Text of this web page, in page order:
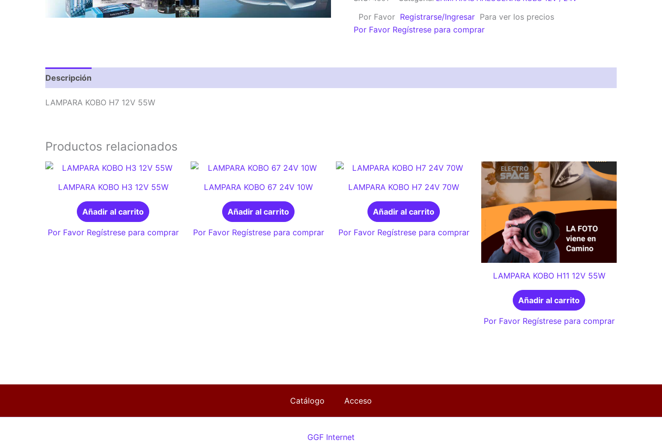
55W
cantidad
Por Favor Registrarse/Ingresar Para ver los precios
Por Favor Regístrese para comprar
Descripción
LAMPARA KOBO H7 12V 55W
Productos relacionados
LAMPARA KOBO H3 12V 55W
Añadir al carrito
Por Favor Regístrese para comprar
LAMPARA KOBO 67 24V 10W
Añadir al carrito
Por Favor Regístrese para comprar
LAMPARA KOBO H7 24V 70W
Añadir al carrito
Por Favor Regístrese para comprar
LAMPARA KOBO H11 12V 55W
Añadir al carrito
Por Favor Regístrese para comprar
Catálogo Acceso
GGF Internet